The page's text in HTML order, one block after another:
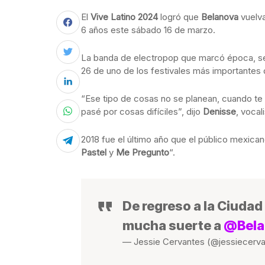
El Vive Latino 2024logró que Belanova
6 años este sábado 16 de marzo.
La banda de electropop que marcó época,
26 de uno de los festivales más importantes
“Ese tipo de cosas no se planean, cuando
pasé por cosas difíciles”, dijo Denisse,
2018 fue el último año que el público
Pastel y Me Pregunto“.
De regreso a la
mucha suerte a
— Jessie Cervantes